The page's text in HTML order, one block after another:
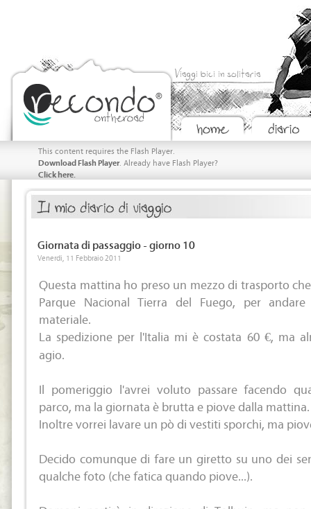
Viaggi bici in solitaria
This content requires the Flash Player.
Download Flash Player. Already have Flash Player?
Click here.
Giornata di passaggio - giorno 10
Venerdi, 11 Febbraio 2011
Questa mattina ho preso un mezzo di trasporto
Parque Nacional Tierra del Fuego, per
materiale.
La spedizione per l'Italia mi è costata 60 €, ma
agio.
Il pomeriggio l'avrei voluto passare facendo
parco, ma la giornata è brutta e piove dalla mattina.
Inoltre vorrei lavare un pò di vestiti sporchi, ma
Decido comunque di fare un giretto su uno dei
qualche foto (che fatica quando piove...).